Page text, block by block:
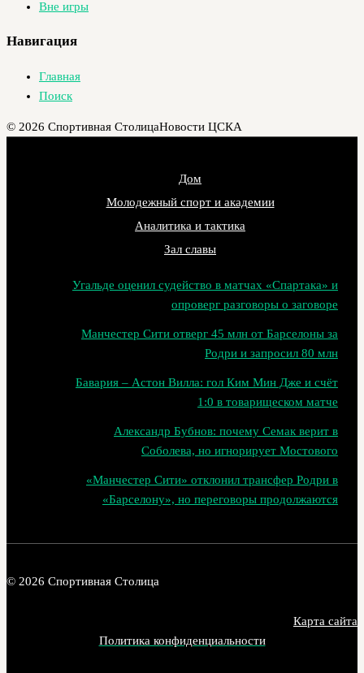
Вне игры
Навигация
Главная
Поиск
© 2026 Спортивная СтолицаНовости ЦСКА
Дом
Молодежный спорт и академии
Аналитика и тактика
Зал славы
Угальде оценил судейство в матчах «Спартака» и
опроверг разговоры о заговоре
Манчестер Сити отверг 45 млн от Барселоны за
Родри и запросил 80 млн
Бавария – Астон Вилла: гол Ким Мин Дже и счёт
1:0 в товарищеском матче
Александр Бубнов: почему Семак верит в
Соболева, но игнорирует Мостового
«Манчестер Сити» отклонил трансфер Родри в
«Барселону», но переговоры продолжаются
© 2026 Спортивная Столица
Карта сайта
Политика конфиденциальности